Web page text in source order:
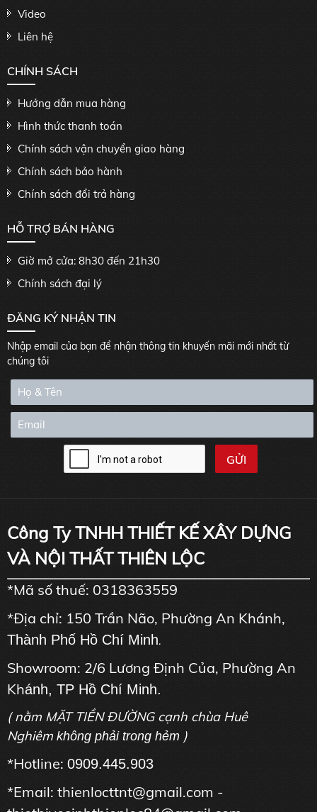
Video
Liên hệ
CHÍNH SÁCH
Hướng dẫn mua hàng
Hình thức thanh toán
Chính sách vận chuyển giao hàng
Chính sách bảo hành
Chính sách đổi trả hàng
HỖ TRỢ BÁN HÀNG
Giờ mở cửa: 8h30 đến 21h30
Chính sách đại lý
ĐĂNG KÝ NHẬN TIN
Nhập email của bạn để nhận thông tin khuyến mãi mới nhất từ
chúng tôi
Công Ty TNHH THIẾT KẾ XÂY DỰNG
VÀ NỘI THẤT THIÊN LỘC
*Mã số thuế: 0318363559
*Địa chỉ: 150 Trần Não, Phường An Khánh,
Thành Phố Hồ Chí Minh.
Showroom: 2/6 Lương Định Của, Phường An
Khánh, TP Hồ Chí Minh.
( nằm MẶT TIỀN ĐƯỜNG cạnh chùa Huê
Nghiêm không phải trong hẻm )
*Hotline: 0909.445.903
*Email: thienlocttnt@gmail.com -